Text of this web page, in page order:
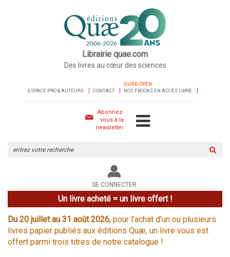
Librairie quae.com
Des livres au cœur des sciences
ESPACE PRO & AUTEURS CONTACT
QUAE-OPEN
NOS EBOOKS EN ACCÈS LIBRE
Abonnez-
vous à la
newsletter
le
site
SE CONNECTER
Un livre acheté = un livre offert !
Du 20 juillet au 31 août 2026, pour l'achat d'un ou plusieurs
livres papier publiés aux éditions Quæ, un livre vous est
offert parmi trois titres de notre catalogue !